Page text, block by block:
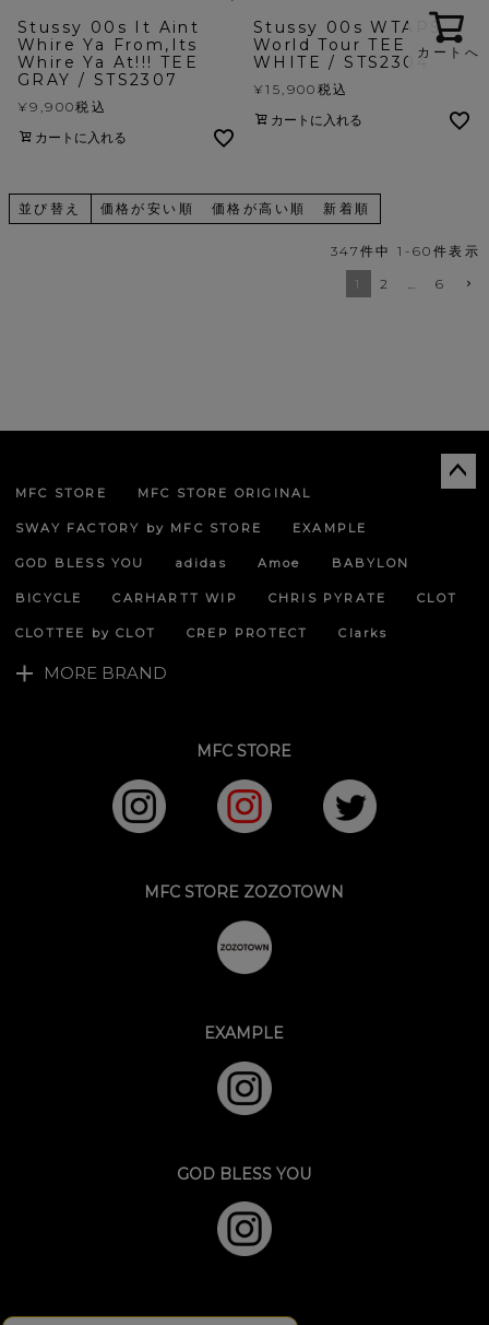
Stussy 00s It Aint
Whire Ya From,Its
Whire Ya At!!! TEE
GRAY / STS2307
¥9,900税込
カートに入れる
Stussy 00s WTAPS
World Tour TEE
WHITE / STS2304
¥15,900 税込
カートに入れる
並び替え 価格が安い順 価格が高い順 新着順
347 件中 1 - 60 件表示
1
2 … 6
カートへ
MFC STORE MFC STORE ORIGINAL
SWAY FACTORY by MFC STORE EXAMPLE
GOD BLESS YOU adidas Amoe BABYLON
BICYCLE CARHARTT WIP CHRIS PYRATE CLOT
CLOTTEE by CLOT CREP PROTECT Clarks
MORE BRAND
MFC STORE
MFC STORE ZOZOTOWN
EXAMPLE
GOD BLESS YOU